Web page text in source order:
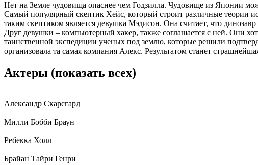
Нет на Земле чудовища опаснее чем Годзилла. Чудовище из Японии
Самый популярный скептик Хейс, который строит различные теории
таким скептиком является девушка Мэдисон. Она считает, что
Друг девушки – компьютерный хакер, также соглашается с ней. Они
таинственной экспедиции ученых под землю, которые решили
организовала та самая компания Алекс. Результатом станет
Актеры (показать всех)
Александр Скарсгард
Милли Бобби Браун
Ребекка Холл
Брайан Тайри Генри